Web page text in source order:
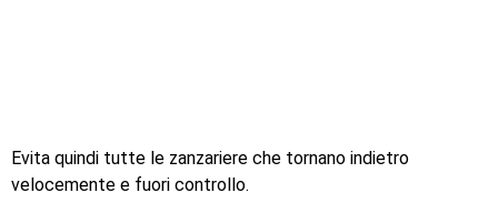
Evita quindi tutte le zanzariere che tornano indietro
velocemente e fuori controllo.